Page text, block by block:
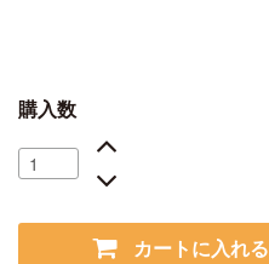
購入数
カートに入れる